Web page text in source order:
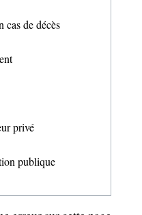
cas de décès
privé
publique